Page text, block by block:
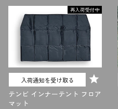
格
再入荷受付中
入荷通知を受け取る
テンビ インナーテント フロア
マット